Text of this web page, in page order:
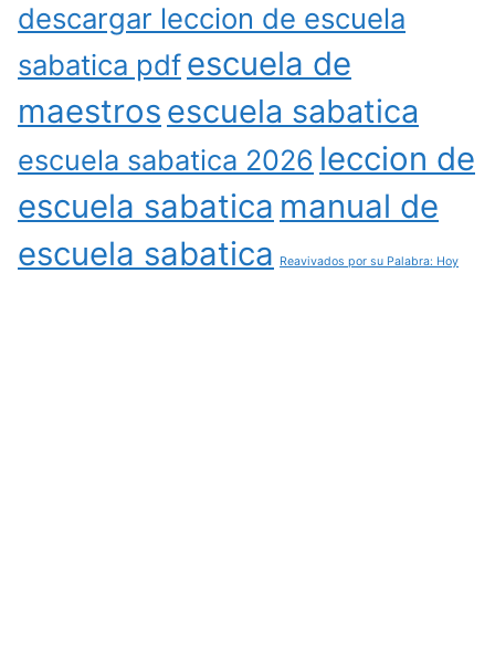
descargar leccion de escuela
sabatica pdfescuela de
maestros escuela sabatica
escuela sabatica 2026 leccion de
escuela sabatica manual de
escuela sabatica
Reavivados por su Palabra: Hoy